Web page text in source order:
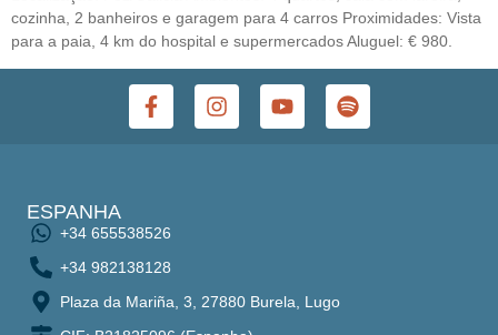
cozinha, 2 banheiros e garagem para 4 carros Proximidades: Vista
para a paia, 4 km do hospital e supermercados Aluguel: € 980.
ESPANHA
+34 655538526
+34 982138128
Plaza da Mariña, 3, 27880 Burela, Lugo